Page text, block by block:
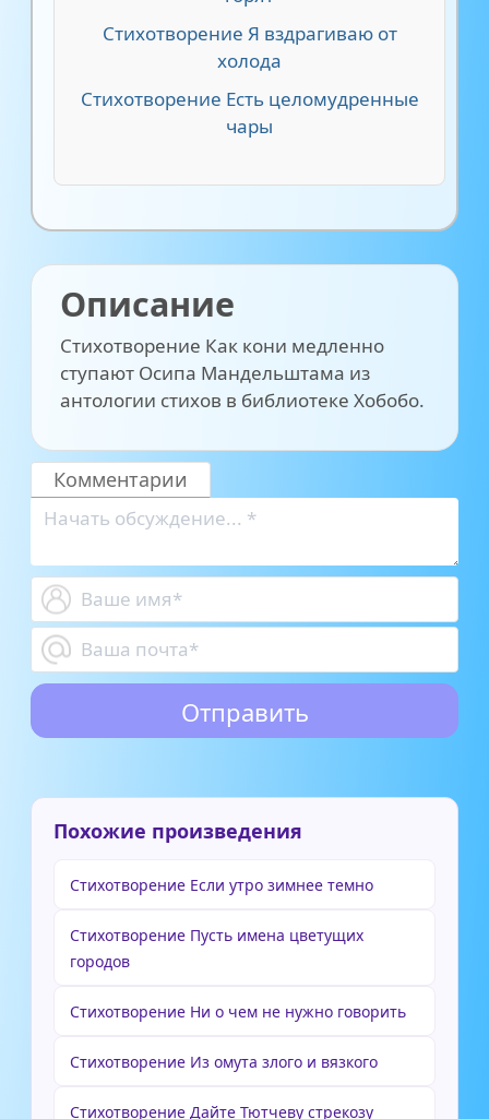
Стихотворение Я вздрагиваю от
холода
Стихотворение Есть целомудренные
чары
Описание
Стихотворение Как кони медленно
ступают Осипа Мандельштама из
антологии стихов в библиотеке Хобобо.
Комментарии
Похожие произведения
Стихотворение Если утро зимнее темно
Стихотворение Пусть имена цветущих
городов
Стихотворение Ни о чем не нужно говорить
Стихотворение Из омута злого и вязкого
Стихотворение Дайте Тютчеву стрекозу